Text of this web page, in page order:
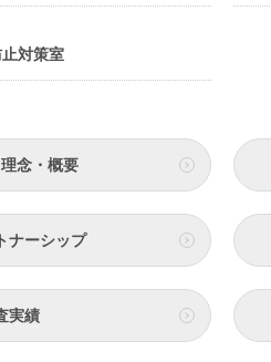
対策室
念・概要
ナーシップ
実績